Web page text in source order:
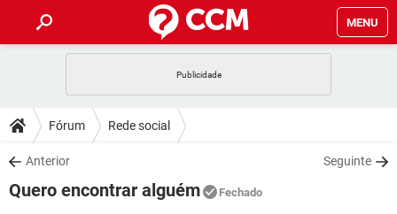
MENU
CELULAR
OUTLOOK
INSTAGRAM GMAIL
DICAS
JOGOS
DOWNLOADS
JOGOS WHATSAPP
FÓRUM
Fórum Rede social
Anterior Seguinte
Quero encontrar alguém Fechado